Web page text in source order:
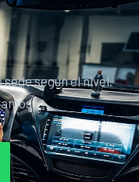
según el nivel.